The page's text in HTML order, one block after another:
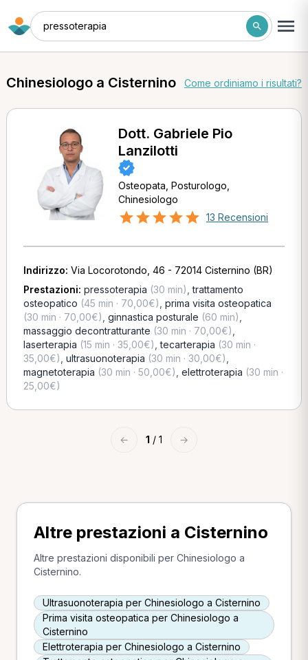
pressoterapia
Chinesiologo a Cisternino Come ordiniamo i risultati?
Dott. Gabriele Pio
Lanzilotti
Osteopata, Posturologo,
Chinesiologo
13 Recensioni
Indirizzo: Via Locorotondo, 46 - 72014 Cisternino (BR)
Prestazioni: pressoterapia (30 min) ,trattamento
osteopatico (45 min · 70,00€) prima visita osteopatica
(30 min · 70,00€) ginnastica posturale (60 min)
massaggio decontratturante (30 min · 70,00€)
laserterapia (15 min · 35,00€) ,tecarterapia (30 min ·
35,00€) ultrasuonoterapia (30 min · 30,00€)
magnetoterapia (30 min · 50,00€) elettroterapia (30 min ·
25,00€)
← 1 / 1 →
Altre prestazioni a Cisternino
Altre prestazioni disponibili per Chinesiologo a
Cisternino.
Ultrasuonoterapia per Chinesiologo a Cisternino
Prima visita osteopatica per Chinesiologo a
Cisternino
Elettroterapia per Chinesiologo a Cisternino